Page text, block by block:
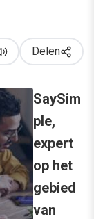
Delen
SaySim
ple,
expert
op het
gebied
van